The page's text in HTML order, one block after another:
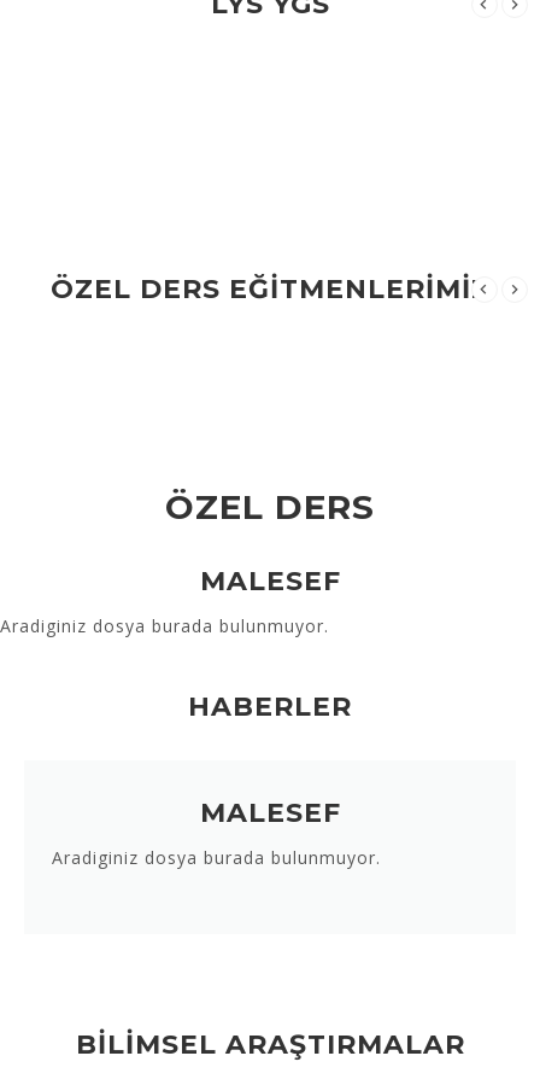
ÖZEL DERS EĞİTMENLERİMİZ
ÖZEL DERS
MALESEF
Aradiginiz dosya burada bulunmuyor.
HABERLER
MALESEF
Aradiginiz dosya burada bulunmuyor.
BİLİMSEL ARAŞTIRMALAR